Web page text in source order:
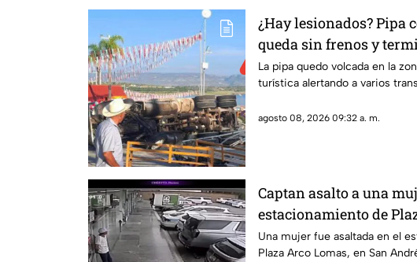
¿Hay lesionados? Pipa
queda sin frenos y
volcadura en San José
La pipa quedo volcada en la
turística alertando a varios
agosto 08, 2026 09:32 a. m.
Captan asalto a una
estacionamiento de
Una mujer fue asaltada en el
Plaza Arco Lomas, en San